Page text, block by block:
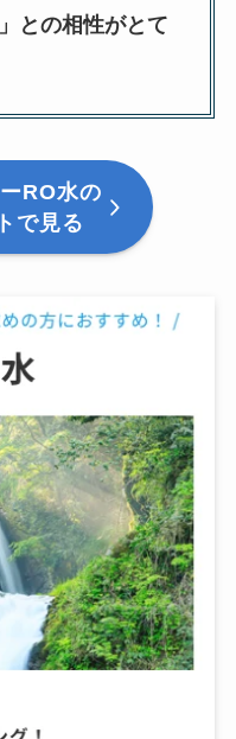
との相性がとて
RO水の
で見る